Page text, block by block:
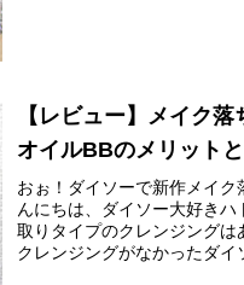
【レビュー】メイク
オイルBBのメリット
おぉ！ダイソーで新作メイク
んにちは、ダイソー大好き
取りタイプのクレンジング
クレンジングがなかったダイ